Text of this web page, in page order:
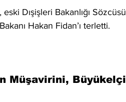
Dışişleri Bakanlığı
Hakan Fidan’ı terletti.
Müşavirini, Büyükelçi